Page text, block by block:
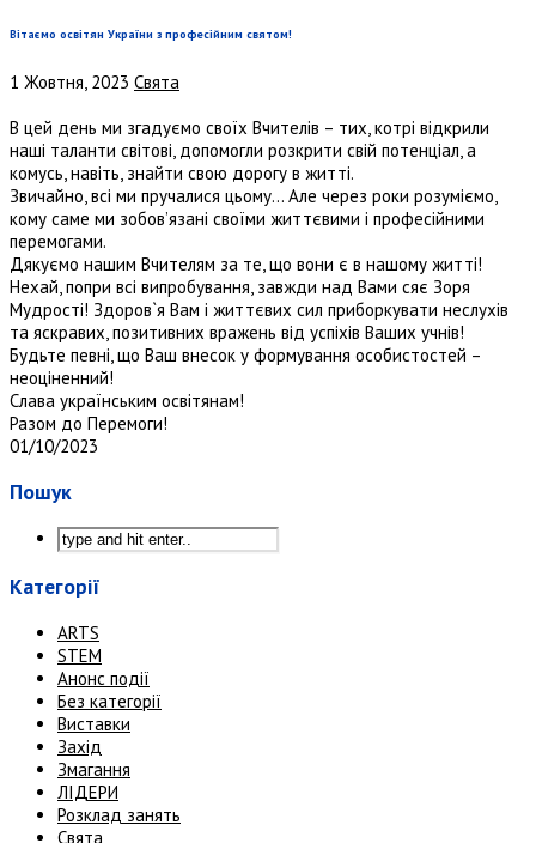
Вітаємо освітян України з професійним святом!
1 Жовтня, 2023 Свята
В цей день ми згадуємо своїх Вчителів – тих, котрі відкрили
наші таланти світові, допомогли розкрити свій потенціал, а
комусь, навіть, знайти свою дорогу в житті.
Звичайно, всі ми пручалися цьому… Але через роки розуміємо,
кому саме ми зобов’язані своїми життєвими і професійними
перемогами.
Дякуємо нашим Вчителям за те, що вони є в нашому житті!
Нехай, попри всі випробування, завжди над Вами сяє Зоря
Мудрості! Здоров`я Вам і життєвих сил приборкувати неслухів
та яскравих, позитивних вражень від успіхів Ваших учнів!
Будьте певні, що Ваш внесок у формування особистостей –
неоціненний!
Слава українським освітянам!
Разом до Перемоги!
01/10/2023
Пошук
Категорії
ARTS
STEM
Анонс події
Без категорії
Виставки
Захід
Змагання
ЛІДЕРИ
Розклад занять
Свята